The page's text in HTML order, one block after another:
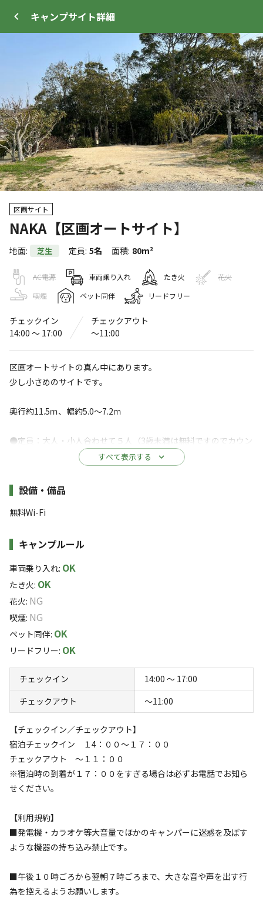
キャンプサイト詳細
区画サイト
NAKA【区画オートサイト】
地面: 芝生 定員: 5名 面積: 80m²
AC電源 車両乗り入れ たき火
花火
喫煙
ペット同伴 リードフリー
チェックイン
14:00 〜 17:00
チェックアウト
〜11:00
区画オートサイトの真ん中にあります。
少し小さめのサイトです。
奥行約11.5ｍ、幅約5.0～7.2ｍ
●定員：大人・小人合わせて５人（3歳未満は無料ですのでカウン
トに入れないでください。）※入場料現地決済となります。（大
人880円・子供、犬550円）
●お車はサイト内にお停めください。（１台のみ）駐車スペース
がないため複数台で来られる場合は必ずお問い合わせください。
ご予約状況によりご希望に添えない場合もございます。
ください。（１泊５５０円現地精算）
すべて表示する
施設詳細
設備・備品
無料Wi-Fi
キャンプルール
車両乗り入れ: OK
たき火: OK
花火: NG
喫煙: NG
ペット同伴: OK
リードフリー: OK
チェックイン
14:00 〜 17:00
チェックアウト
〜11:00
【チェックイン／チェックアウト】
宿泊チェックイン １4：００〜１７：００
チェックアウト 〜１１：００
※宿泊時の到着が１７：００をすぎる場合は必ずお電話でお知ら
せください。
【利用規約】
■発電機・カラオケ等大音量でほかのキャンパーに迷惑を及ぼす
ような機器の持ち込み禁止です。
■午後１０時ごろから翌朝７時ごろまで、大きな音や声を出す行
為を控えるようお願いします。
+4
トップ
THE CHILL CAMP
〒656-1336 兵庫県 洲本市五色町上堺２００３－１
Googleマップで見る
灰捨て場
ゴミ捨て場
駐車場
売店
※詳しくは「 キャンプ場情報 」をご確認ください。
淡路島にある小さな手作りキャンプ場
THE CHILLCAMPは２０２０年にオープンした小さな手作
りのキャンプ場です。
全サイトわんちゃんOKでプライベートサイトは全面柵を
設置しておりますのでノーリードで過ごしていただけるの
で、わんちゃんもオーナーさんもストレスフリーです。
また、グループキャンプの方にはプライベートサイト
TUKIとHANAの間の柵をｈ外してご利用いただけるのでご
好評いただいております。
また、キャンプを始めてみようかな...とお思いの方にはレ
ンタルもご準備しておりますのでお気軽にお問い合わせく
ださい。
標高
37m
雰囲気
まったり
落ち着く
ワイワイ
にぎやか
ソロ
10%
カップル
30%
グループ
25 %
ファミリー
35%
#アスレチック・遊具 # 初心者歓迎